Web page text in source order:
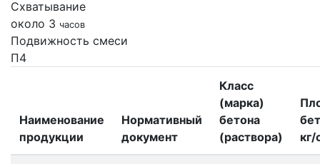
Схватывание
около 3 часов
Подвижность смеси
П4
Наименование
продукции
Нормативный
документ
Класс
(марка)
бетона
(раствора)
кг/